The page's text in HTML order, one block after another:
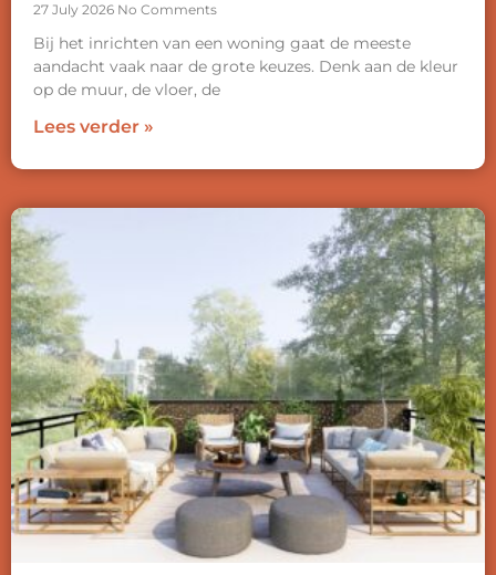
27 July 2026 No Comments
Bij het inrichten van een woning gaat de meeste
aandacht vaak naar de grote keuzes. Denk aan de kleur
op de muur, de vloer, de
Lees verder »